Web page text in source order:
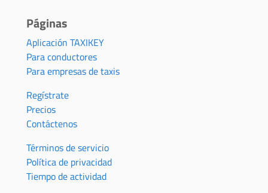
Páginas
Aplicación TAXIKEY
Para conductores
Para empresas de taxis
Regístrate
Precios
Contáctenos
Términos de servicio
Política de privacidad
Tiempo de actividad